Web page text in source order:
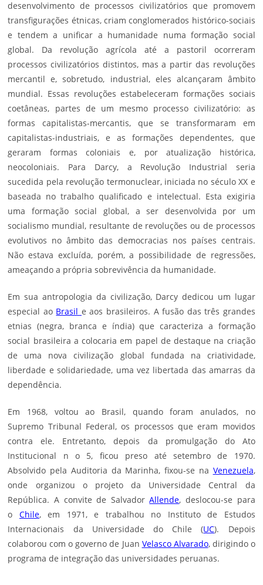
desenvolvimento de processos civilizatórios que promovem
transfigurações étnicas, criam conglomerados histórico-sociais
e tendem a unificar a humanidade numa formação social
global. Da revolução agrícola até a pastoril ocorreram
processos civilizatórios distintos, mas a partir das revoluções
mercantil e, sobretudo, industrial, eles alcançaram âmbito
mundial. Essas revoluções estabeleceram formações sociais
coetâneas, partes de um mesmo processo civilizatório: as
formas capitalistas-mercantis, que se transformaram em
capitalistas-industriais, e as formações dependentes, que
geraram formas coloniais e, por atualização histórica,
neocoloniais. Para Darcy, a Revolução Industrial seria
sucedida pela revolução termonuclear, iniciada no século XX e
baseada no trabalho qualificado e intelectual. Esta exigiria
uma formação social global, a ser desenvolvida por um
socialismo mundial, resultante de revoluções ou de processos
evolutivos no âmbito das democracias nos países centrais.
Não estava excluída, porém, a possibilidade de regressões,
ameaçando a própria sobrevivência da humanidade.
Em sua antropologia da civilização, Darcy dedicou um lugar
especial ao Brasil e aos brasileiros. A fusão das três grandes
etnias (negra, branca e índia) que caracteriza a formação
social brasileira a colocaria em papel de destaque na criação
de uma nova civilização global fundada na criatividade,
liberdade e solidariedade, uma vez libertada das amarras da
dependência.
Em 1968, voltou ao Brasil, quando foram anulados, no
Supremo Tribunal Federal, os processos que eram movidos
contra ele. Entretanto, depois da promulgação do Ato
Institucional n o 5, ficou preso até setembro de 1970.
Absolvido pela Auditoria da Marinha, fixou-se na Venezuela,
onde organizou o projeto da Universidade Central da
República. A convite de SalvadorAllende, deslocou-se para
o Chile, em 1971, e trabalhou no Instituto de Estudos
Internacionais da Universidade do Chile (UC). Depois
colaborou com o governo de Juan Velasco Alvarado, dirigindo o
programa de integração das universidades peruanas.